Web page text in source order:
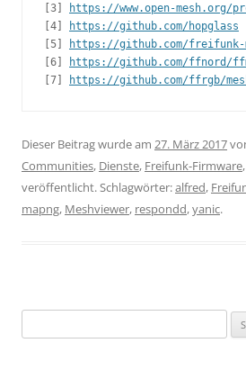
[3]
https://www.open-
[4]
https://github.com/hopglass
[5]
https://github.com/freifunk-
[6]
https://github.com/ffnord/
[7]
https://github.com/ffrgb/
Dieser Beitrag wurde am 27. März 2017
Communities, Dienste, Freifunk-Firmware,
veröffentlicht. Schlagwörter:alfred,
mapng, Meshviewer, respondd,yanic.
nach: